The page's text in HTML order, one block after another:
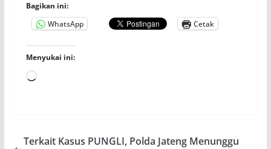
Bagikan ini:
WhatsApp
Cetak
Menyukai ini:
Memuat...
Terkait Kasus PUNGLI, Polda Jateng Menunggu